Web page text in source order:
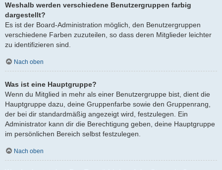
Weshalb werden verschiedene Benutzergruppen farbig
dargestellt?
Es ist der Board-Administration möglich, den Benutzergruppen
verschiedene Farben zuzuteilen, so dass deren Mitglieder leichter
zu identifizieren sind.
Nach oben
Was ist eine Hauptgruppe?
Wenn du Mitglied in mehr als einer Benutzergruppe bist, dient die
Hauptgruppe dazu, deine Gruppenfarbe sowie den Gruppenrang,
der bei dir standardmäßig angezeigt wird, festzulegen. Ein
Administrator kann dir die Berechtigung geben, deine Hauptgruppe
im persönlichen Bereich selbst festzulegen.
Nach oben